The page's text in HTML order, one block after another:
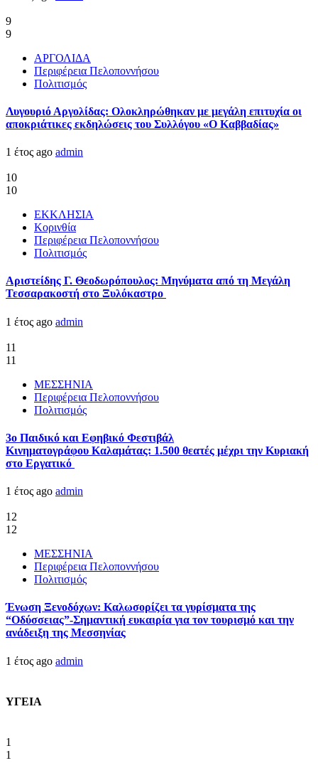
9
9
ΑΡΓΟΛΙΔΑ
Περιφέρεια Πελοποννήσου
Πολιτισμός
Λυγουριό Αργολίδας: Ολοκληρώθηκαν με μεγάλη επιτυχία οι
αποκριάτικες εκδηλώσεις του Συλλόγου «Ο Καββαδίας»
1 έτος ago admin
10
10
ΕΚΚΛΗΣΙΑ
Κορινθία
Περιφέρεια Πελοποννήσου
Πολιτισμός
Αριστείδης Γ. Θεοδωρόπουλος: Μηνύματα από τη Μεγάλη
Τεσσαρακοστή στο Ξυλόκαστρο
1 έτος ago admin
11
11
ΜΕΣΣΗΝΙΑ
Περιφέρεια Πελοποννήσου
Πολιτισμός
3ο Παιδικό και Εφηβικό Φεστιβάλ
Κινηματογράφου Καλαμάτας: 1.500 θεατές μέχρι την Κυριακή
στο Εργατικό
1 έτος ago admin
12
12
ΜΕΣΣΗΝΙΑ
Περιφέρεια Πελοποννήσου
Πολιτισμός
Ένωση Ξενοδόχων: Καλωσορίζει τα γυρίσματα της
“Οδύσσειας”-Σημαντική ευκαιρία για τον τουρισμό και την
ανάδειξη της Μεσσηνίας
1 έτος ago admin
ΥΓΕΙΑ
1
1